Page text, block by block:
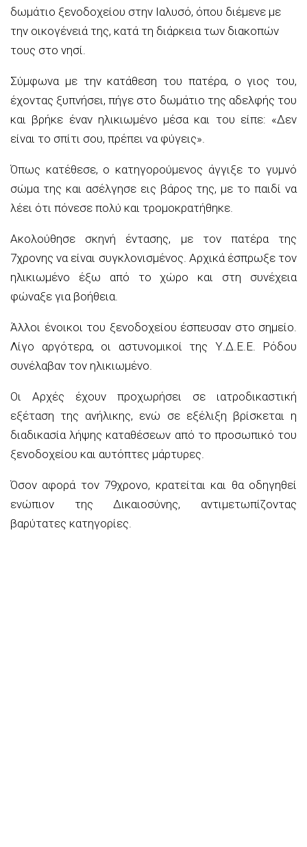
δωμάτιο ξενοδοχείου στην Ιαλυσό, όπου διέμενε με
την οικογένειά της, κατά τη διάρκεια των διακοπών
τους στο νησί.
Σύμφωνα με την κατάθεση του πατέρα, ο γιος του,
έχοντας ξυπνήσει, πήγε στο δωμάτιο της αδελφής του
και βρήκε έναν ηλικιωμένο μέσα και του είπε: «Δεν
είναι το σπίτι σου, πρέπει να φύγεις».
Όπως κατέθεσε, ο κατηγορούμενος άγγιξε το γυμνό
σώμα της και ασέλγησε εις βάρος της, με το παιδί να
λέει ότι πόνεσε πολύ και τρομοκρατήθηκε.
Ακολούθησε σκηνή έντασης, με τον πατέρα της
7χρονης να είναι συγκλονισμένος. Αρχικά έσπρωξε τον
ηλικιωμένο έξω από το χώρο και στη συνέχεια
φώναξε για βοήθεια.
Άλλοι ένοικοι του ξενοδοχείου έσπευσαν στο σημείο.
Λίγο αργότερα, οι αστυνομικοί της Υ.Δ.Ε.Ε. Ρόδου
συνέλαβαν τον ηλικιωμένο.
Οι Αρχές έχουν προχωρήσει σε ιατροδικαστική
εξέταση της ανήλικης, ενώ σε εξέλιξη βρίσκεται η
διαδικασία λήψης καταθέσεων από το προσωπικό του
ξενοδοχείου και αυτόπτες μάρτυρες.
Όσον αφορά τον 79χρονο, κρατείται και θα οδηγηθεί
ενώπιον της Δικαιοσύνης, αντιμετωπίζοντας
βαρύτατες κατηγορίες.